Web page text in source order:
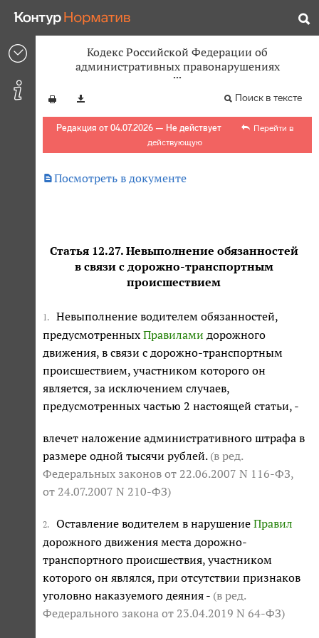
Кодекс Российской Федерации об
административных правонарушениях
Поиск в тексте
Редакция от 04.07.2026 — Не действует
Перейти в
действующую
Посмотреть в документе
Статья 12.27. Невыполнение обязанностей
в связи с дорожно-транспортным
происшествием
1.
Невыполнение водителем обязанностей,
предусмотренных Правилами дорожного
движения, в связи с дорожно-транспортным
происшествием, участником которого он
является, за исключением случаев,
предусмотренных частью 2 настоящей статьи, -
влечет наложение административного штрафа в
размере одной тысячи рублей. (в ред.
Федеральных законов от 22.06.2007 N 116-ФЗ,
от 24.07.2007 N 210-ФЗ)
2. Оставление водителем в нарушение Правил
дорожного движения места дорожно-
транспортного происшествия, участником
которого он являлся, при отсутствии признаков
уголовно наказуемого деяния - (в ред.
Федерального закона от 23.04.2019 N 64-ФЗ)